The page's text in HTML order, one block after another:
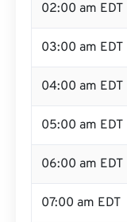
02:00 am EDT
03:00 am EDT
04:00 am EDT
05:00 am EDT
06:00 am EDT
07:00 am EDT